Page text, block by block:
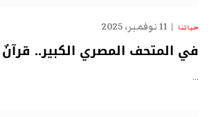
حياتنا 11 نوفمبر، 2025
في المتحف المصري الكبير..
…